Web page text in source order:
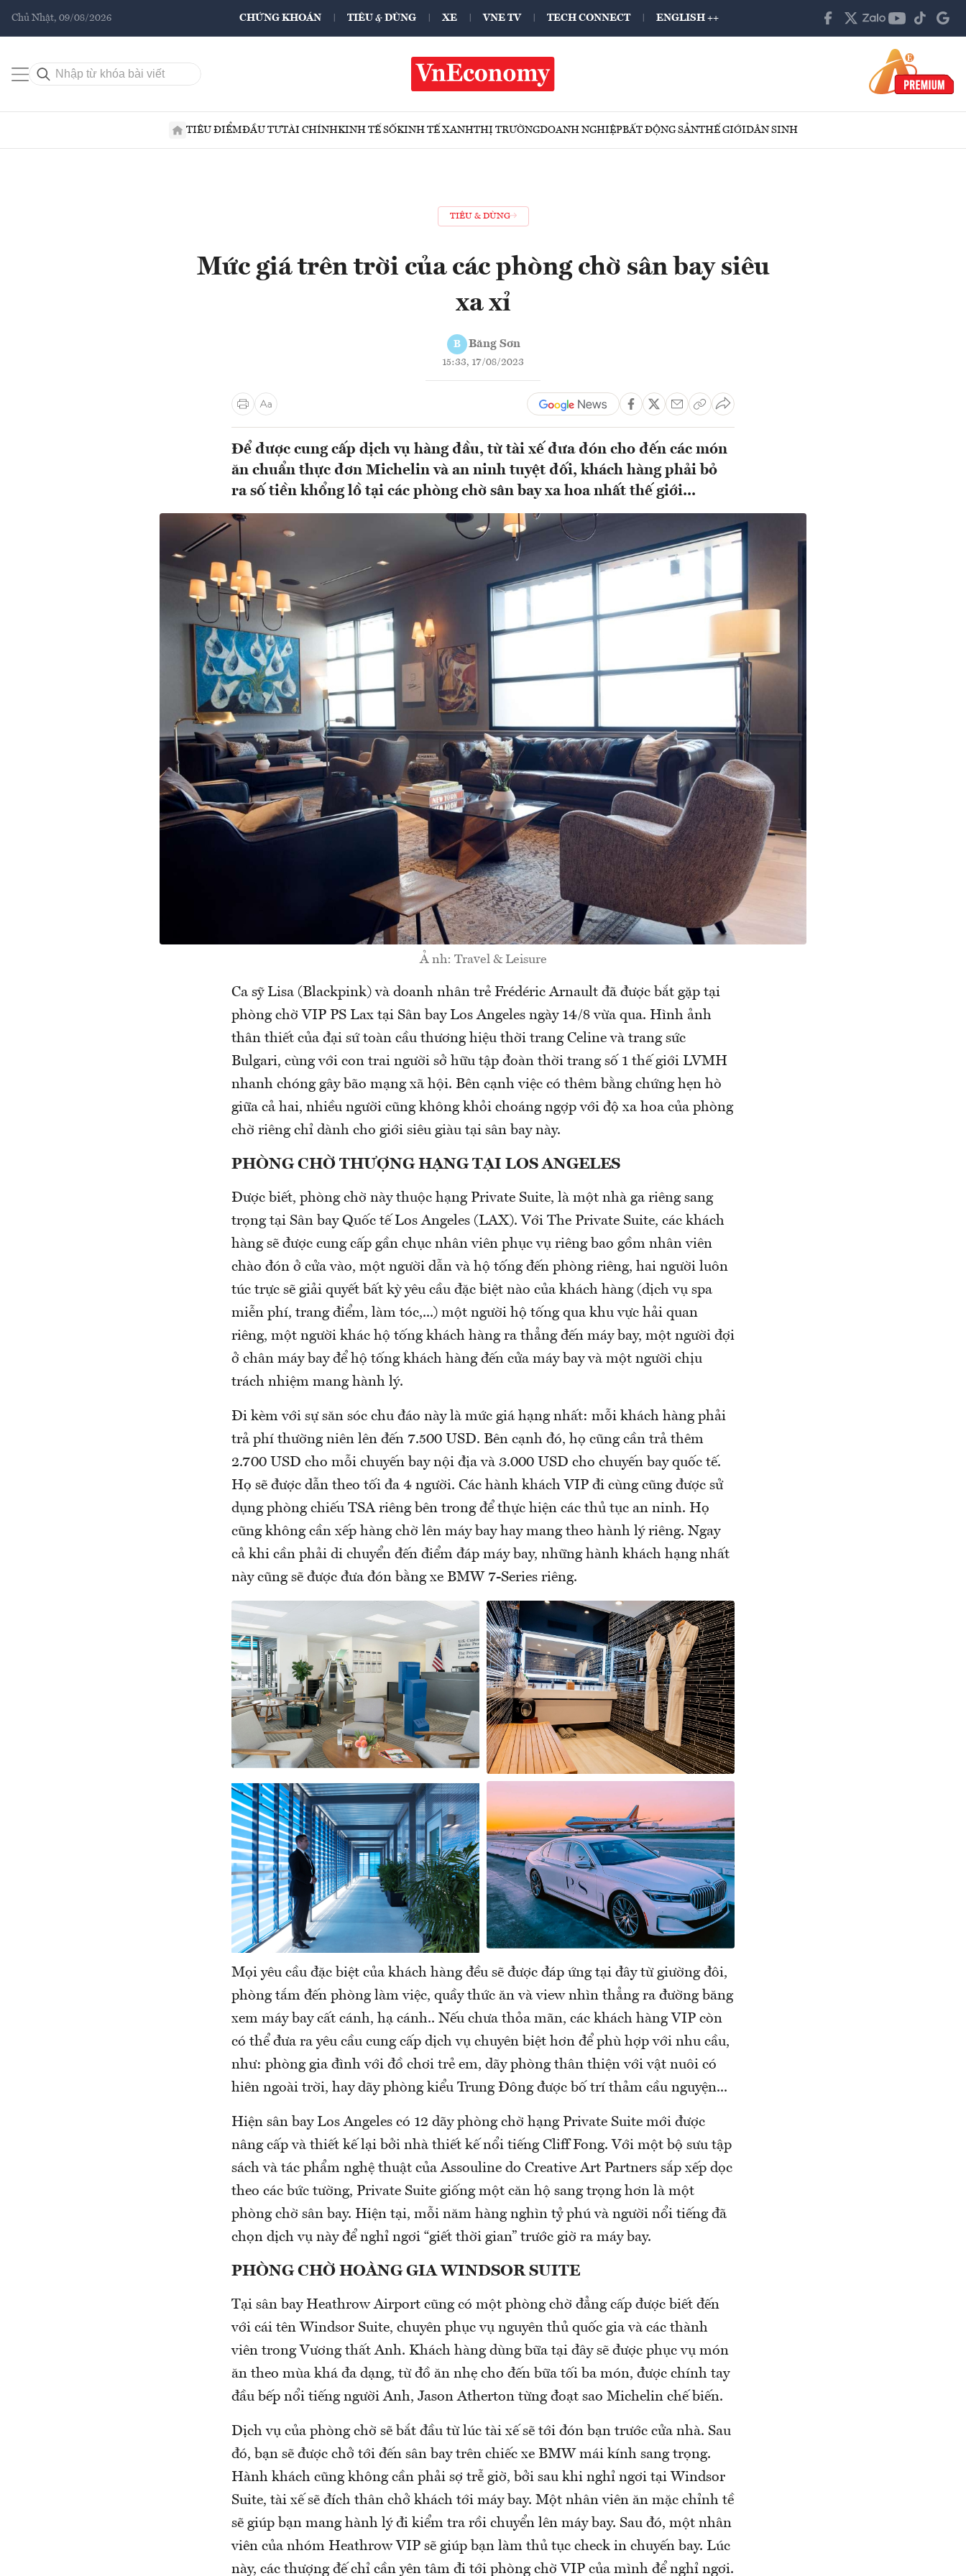
Chủ Nhật, 09/08/2026 CHỨNG KHOÁN TIÊU & DÙNG XE VNE TV TECH CONNECT ENGLISH ++
TIÊU ĐIỂMĐẦU TƯTÀI CHÍNHKINH TẾ SỐKINH TẾ XANHTHỊ TRƯỜNGDOANH NGHIỆPBẤT ĐỘNG SẢNTHẾ GIỚIDÂN SINH
TIÊU & DÙNG
Mức giá trên trời của các phòng chờ sân bay siêu
xa xỉ
B Băng Sơn
15:33, 17/08/2023
Để được cung cấp dịch vụ hàng đầu, từ tài xế đưa đón cho đến các món
ăn chuẩn thực đơn Michelin và an ninh tuyệt đối, khách hàng phải bỏ
ra số tiền khổng lồ tại các phòng chờ sân bay xa hoa nhất thế giới...
Ả nh: Travel & Leisure
Ca sỹ Lisa (Blackpink) và doanh nhân trẻ Frédéric Arnault đã được bắt gặp tại
phòng chờ VIP PS Lax tại Sân bay Los Angeles ngày 14/8 vừa qua. Hình ảnh
thân thiết của đại sứ toàn cầu thương hiệu thời trang Celine và trang sức
Bulgari, cùng với con trai người sở hữu tập đoàn thời trang số 1 thế giới LVMH
nhanh chóng gây bão mạng xã hội. Bên cạnh việc có thêm bằng chứng hẹn hò
giữa cả hai, nhiều người cũng không khỏi choáng ngợp với độ xa hoa của phòng
chờ riêng chỉ dành cho giới siêu giàu tại sân bay này.
PHÒNG CHỜ THƯỢNG HẠNG TẠI LOS ANGELES
Được biết, phòng chờ này thuộc hạng Private Suite, là một nhà ga riêng sang
trọng tại Sân bay Quốc tế Los Angeles (LAX). Với The Private Suite, các khách
hàng sẽ được cung cấp gần chục nhân viên phục vụ riêng bao gồm nhân viên
chào đón ở cửa vào, một người dẫn và hộ tống đến phòng riêng, hai người luôn
túc trực sẽ giải quyết bất kỳ yêu cầu đặc biệt nào của khách hàng (dịch vụ spa
miễn phí, trang điểm, làm tóc,...) một người hộ tống qua khu vực hải quan
riêng, một người khác hộ tống khách hàng ra thẳng đến máy bay, một người đợi
ở chân máy bay để hộ tống khách hàng đến cửa máy bay và một người chịu
trách nhiệm mang hành lý.
Đi kèm với sự săn sóc chu đáo này là mức giá hạng nhất: mỗi khách hàng phải
trả phí thường niên lên đến 7.500 USD. Bên cạnh đó, họ cũng cần trả thêm
2.700 USD cho mỗi chuyến bay nội địa và 3.000 USD cho chuyến bay quốc tế.
Họ sẽ được dẫn theo tối đa 4 người. Các hành khách VIP đi cùng cũng được sử
dụng phòng chiếu TSA riêng bên trong để thực hiện các thủ tục an ninh. Họ
cũng không cần xếp hàng chờ lên máy bay hay mang theo hành lý riêng. Ngay
cả khi cần phải di chuyển đến điểm đáp máy bay, những hành khách hạng nhất
này cũng sẽ được đưa đón bằng xe BMW 7-Series riêng.
Mọi yêu cầu đặc biệt của khách hàng đều sẽ được đáp ứng tại đây từ giường đôi,
phòng tắm đến phòng làm việc, quầy thức ăn và view nhìn thẳng ra đường băng
xem máy bay cất cánh, hạ cánh.. Nếu chưa thỏa mãn, các khách hàng VIP còn
có thể đưa ra yêu cầu cung cấp dịch vụ chuyên biệt hơn để phù hợp với nhu cầu,
như: phòng gia đình với đồ chơi trẻ em, dãy phòng thân thiện với vật nuôi có
hiên ngoài trời, hay dãy phòng kiểu Trung Đông được bố trí thảm cầu nguyện...
Hiện sân bay Los Angeles có 12 dãy phòng chờ hạng Private Suite mới được
nâng cấp và thiết kế lại bởi nhà thiết kế nổi tiếng Cliff Fong. Với một bộ sưu tập
sách và tác phẩm nghệ thuật của Assouline do Creative Art Partners sắp xếp dọc
theo các bức tường, Private Suite giống một căn hộ sang trọng hơn là một
phòng chờ sân bay. Hiện tại, mỗi năm hàng nghìn tỷ phú và người nổi tiếng đã
chọn dịch vụ này để nghỉ ngơi “giết thời gian” trước giờ ra máy bay.
PHÒNG CHỜ HOÀNG GIA WINDSOR SUITE
Tại sân bay Heathrow Airport cũng có một phòng chờ đẳng cấp được biết đến
với cái tên Windsor Suite, chuyên phục vụ nguyên thủ quốc gia và các thành
viên trong Vương thất Anh. Khách hàng dùng bữa tại đây sẽ được phục vụ món
ăn theo mùa khá đa dạng, từ đồ ăn nhẹ cho đến bữa tối ba món, được chính tay
đầu bếp nổi tiếng người Anh, Jason Atherton từng đoạt sao Michelin chế biến.
Dịch vụ của phòng chờ sẽ bắt đầu từ lúc tài xế sẽ tới đón bạn trước cửa nhà. Sau
đó, bạn sẽ được chở tới đến sân bay trên chiếc xe BMW mái kính sang trọng.
Hành khách cũng không cần phải sợ trễ giờ, bởi sau khi nghỉ ngơi tại Windsor
Suite, tài xế sẽ đích thân chở khách tới máy bay. Một nhân viên ăn mặc chỉnh tề
sẽ giúp bạn mang hành lý đi kiểm tra rồi chuyển lên máy bay. Sau đó, một nhân
viên của nhóm Heathrow VIP sẽ giúp bạn làm thủ tục check in chuyến bay. Lúc
này, các thượng đế chỉ cần yên tâm đi tới phòng chờ VIP của mình để nghỉ ngơi.